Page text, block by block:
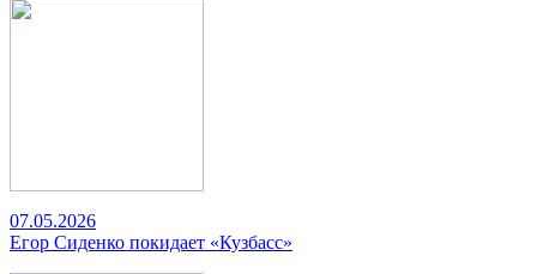
07.05.2026
Егор Сиденко покидает «Кузбасс»